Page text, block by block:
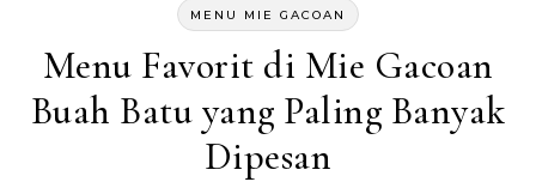
MENU MIE GACOAN
Menu Favorit di Mie Gacoan
Buah Batu yang Paling Banyak
Dipesan